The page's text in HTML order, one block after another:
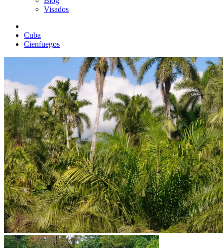
Visados
Cuba
Cienfuegos